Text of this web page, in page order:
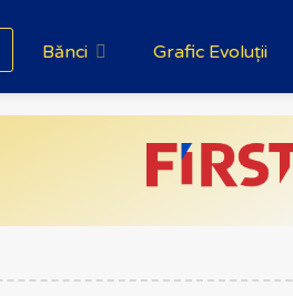
Bănci Grafic Evoluții